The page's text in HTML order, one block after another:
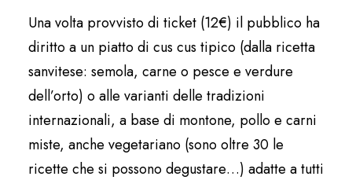
Una volta provvisto di ticket (12€) il pubblico ha
diritto a un piatto di cus cus tipico (dalla ricetta
sanvitese: semola, carne o pesce e verdure
dell’orto) o alle varianti delle tradizioni
internazionali, a base di montone, pollo e carni
miste, anche vegetariano (sono oltre 30 le
ricette che si possono degustare…) adatte a tutti